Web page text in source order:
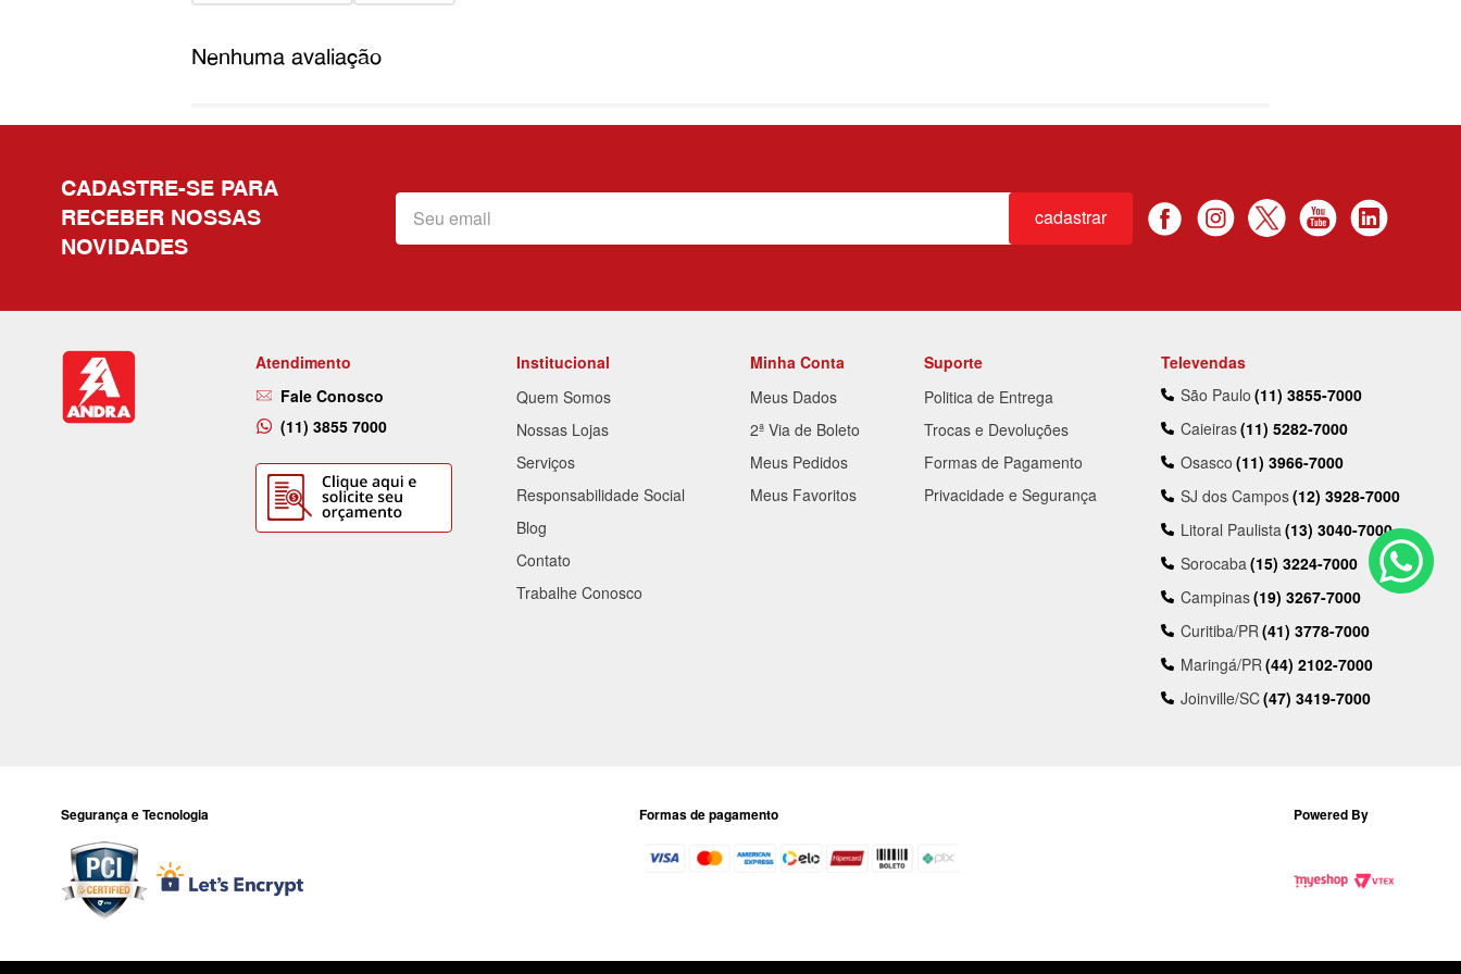
Nenhuma avaliação
CADASTRE-SE PARA
RECEBER NOSSAS
NOVIDADES
cadastrar
Atendimento
Fale Conosco
(11) 3855 7000
Institucional
Quem Somos
Nossas Lojas
Serviços
Responsabilidade Social
Blog
Contato
Trabalhe Conosco
Minha Conta
Meus Dados
2ª Via de Boleto
Meus Pedidos
Meus Favoritos
Suporte
Politica de Entrega
Trocas e Devoluções
Formas de Pagamento
Privacidade e Segurança
Televendas
São Paulo (11) 3855-7000
Caieiras(11) 5282-7000
Osasco (11) 3966-7000
SJ dos Campos(12) 3928-7000
Litoral Paulista(13) 3040-7000
Sorocaba(15) 3224-7000
Campinas(19) 3267-7000
Curitiba/PR(41) 3778-7000
Maringá/PR(44) 2102-7000
Joinville/SC(47) 3419-7000
Segurança e Tecnologia Formas de pagamento Powered By